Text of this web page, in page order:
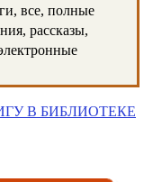
все, полные
рассказы,
В БИБЛИОТЕКЕ